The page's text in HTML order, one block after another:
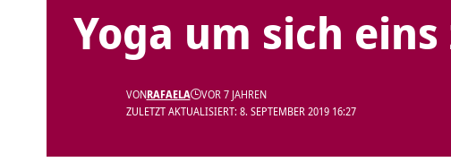
Yoga um sich
ZULETZT AKTUALISIERT: 8. SEPTEMBER 2019 16:27
VONRAFAELA VOR 7 JAHREN